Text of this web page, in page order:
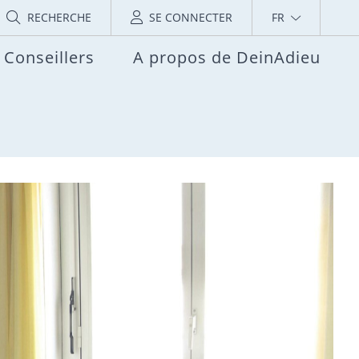
RECHERCHE SE CONNECTER FR
Conseillers A propos de DeinAdieu